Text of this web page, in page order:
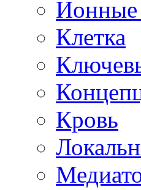
Ионные
Клетка
Кровь